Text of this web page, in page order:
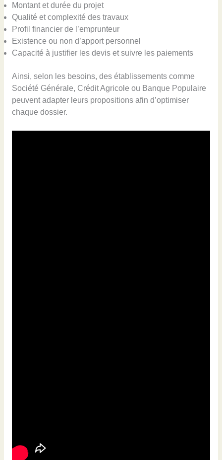
Montant et durée du projet
Qualité et complexité des travaux
Profil financier de l’emprunteur
Existence ou non d’apport personnel
Capacité à justifier les devis et suivre les paiements
Ainsi, selon les besoins, des établissements comme
Société Générale, Crédit Agricole ou Banque Populaire
peuvent adapter leurs propositions afin d’optimiser
chaque dossier.